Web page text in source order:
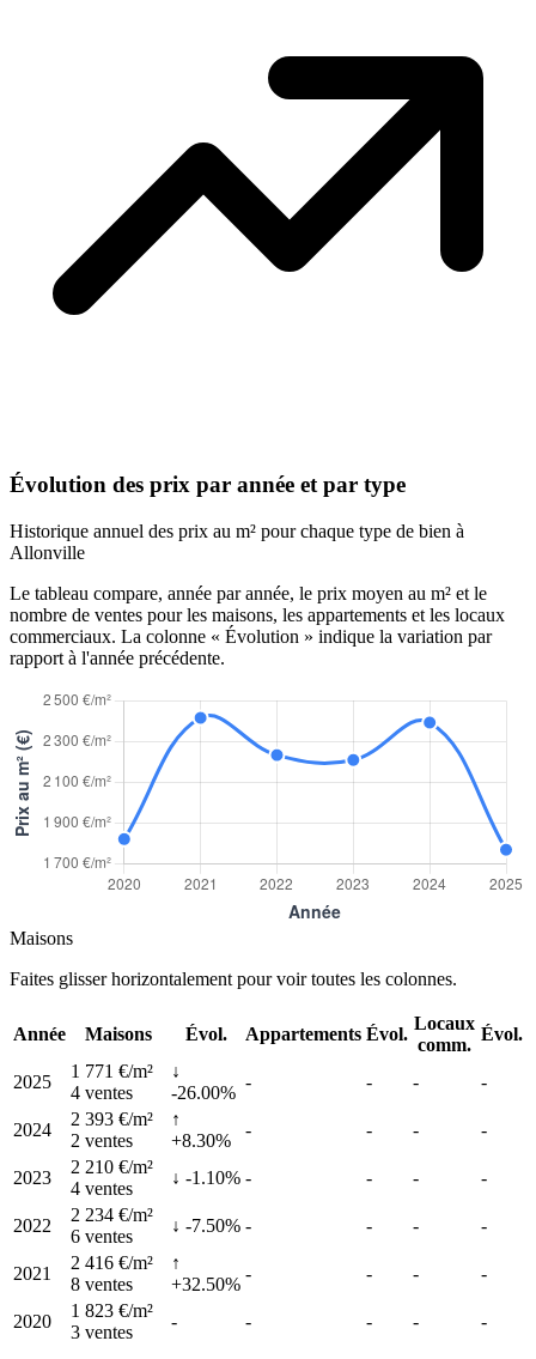
Évolution des prix par année et par type
Historique annuel des prix au m² pour chaque type de bien à
Allonville
Le tableau compare, année par année, le prix moyen au m² et le
nombre de ventes pour les maisons, les appartements et les locaux
commerciaux. La colonne « Évolution » indique la variation par
rapport à l'année précédente.
Maisons
Faites glisser horizontalement pour voir toutes les colonnes.
Année Maisons Évol. Appartements Évol.
Locaux
comm.
Évol.
2025
1 771 €/m²
4 ventes
↓
-26.00%
- - - -
2024
2 393 €/m²
2 ventes
↑
+8.30%
- - - -
2023
2 210 €/m²
4 ventes
↓ -1.10% - - - -
2022
2 234 €/m²
6 ventes
↓ -7.50% - - - -
2021
2 416 €/m²
8 ventes
↑
+32.50%
- - - -
2020
1 823 €/m²
3 ventes
- - - - -